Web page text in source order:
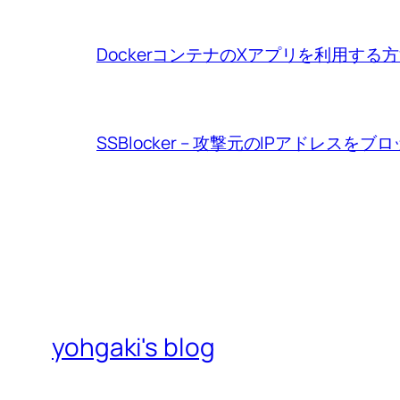
DockerコンテナのXアプリを利用する
SSBlocker – 攻撃元のIPアドレスをブロ
yohgaki's blog